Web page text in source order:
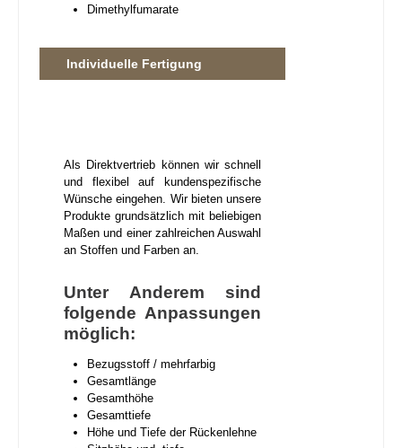
Dimethylfumarate
Individuelle Fertigung
Als Direktvertrieb können wir schnell
und flexibel auf kundenspezifische
Wünsche eingehen. Wir bieten unsere
Produkte grundsätzlich mit beliebigen
Maßen und einer zahlreichen Auswahl
an Stoffen und Farben an.
Unter Anderem sind
folgende Anpassungen
möglich:
Bezugsstoff / mehrfarbig
Gesamtlänge
Gesamthöhe
Gesamttiefe
Höhe und Tiefe der Rückenlehne